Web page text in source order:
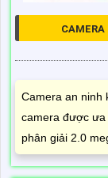
Camera an ninh
camera được
phân giải 2.0